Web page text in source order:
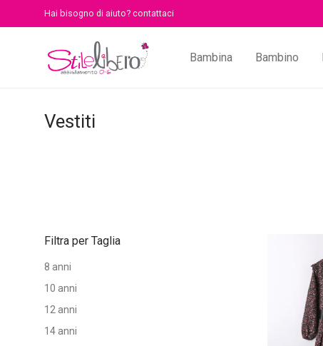
Hai bisogno di aiuto? contattaci
Bambina Bambino
Vestiti
Filtra per Taglia
8 anni
10 anni
12 anni
14 anni